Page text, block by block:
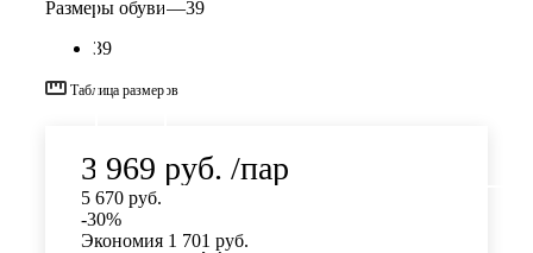
Размеры обуви—39
39
Таблица размеров
3 969 руб. /пар
5 670 руб.
-30%
Экономия 1 701 руб.